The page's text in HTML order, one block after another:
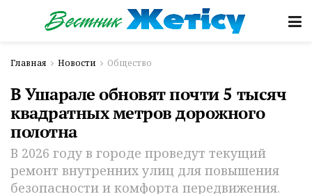
Главная Новости Общество
В Ушарале обновят почти 5 тысяч
квадратных метров дорожного
полотна
В 2026 году в городе проведут текущий
ремонт внутренних улиц для повышения
безопасности и комфорта передвижения.